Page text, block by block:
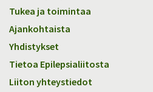
Tukea ja toimintaa
Ajankohtaista
Yhdistykset
Tietoa Epilepsialiitosta
Liiton yhteystiedot